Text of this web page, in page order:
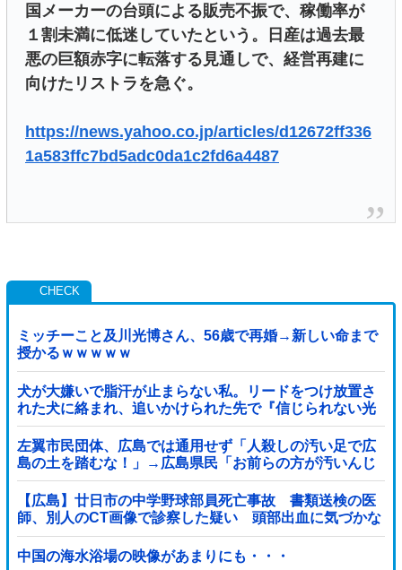
国メーカーの台頭による販売不振で、稼働率が
１割未満に低迷していたという。日産は過去最
悪の巨額赤字に転落する見通しで、経営再建に
向けたリストラを急ぐ。
https://news.yahoo.co.jp/articles/d12672ff336
1a583ffc7bd5adc0da1c2fd6a4487
ミッチーこと及川光博さん、56歳で再婚→新しい命まで
授かるｗｗｗｗｗ
犬が大嫌いで脂汗が止まらない私。リードをつけ放置さ
れた犬に絡まれ、追いかけられた先で『信じられない光
景』を目撃→必死で救急車を呼ぶも犬と取り残され
て・・・
左翼市民団体、広島では通用せず「人殺しの汚い足で広
島の土を踏むな！」→広島県民「お前らの方が汚いんじ
ゃ！」「ワシらが広島県民じゃ」
【広島】廿日市の中学野球部員死亡事故 書類送検の医
師、別人のCT画像で診察した疑い 頭部出血に気づかな
かった可能性
中国の海水浴場の映像があまりにも・・・